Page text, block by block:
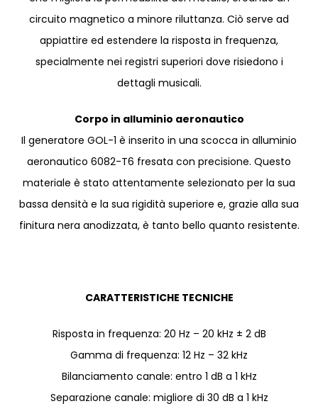
circuito magnetico a minore riluttanza. Ciò serve ad
appiattire ed estendere la risposta in frequenza,
specialmente nei registri superiori dove risiedono i
dettagli musicali.
Corpo in alluminio aeronautico
Il generatore GOL-1 è inserito in una scocca in alluminio
aeronautico 6082-T6 fresata con precisione. Questo
materiale è stato attentamente selezionato per la sua
bassa densità e la sua rigidità superiore e, grazie alla sua
finitura nera anodizzata, è tanto bello quanto resistente.
CARATTERISTICHE TECNICHE
Risposta in frequenza: 20 Hz – 20 kHz ± 2 dB
Gamma di frequenza: 12 Hz – 32 kHz
Bilanciamento canale: entro 1 dB a 1 kHz
Separazione canale: migliore di 30 dB a 1 kHz